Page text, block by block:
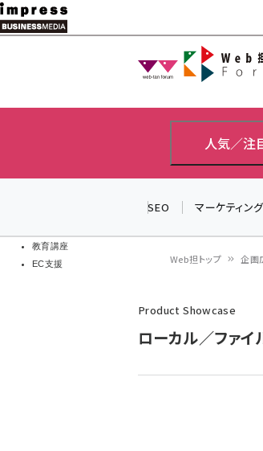
メ
イ
教育講座
EC支援
人気／注
SEO マーケティン
ン
く
ず
Web担トップ 企画
Product Showcase
ローカル／ファイ